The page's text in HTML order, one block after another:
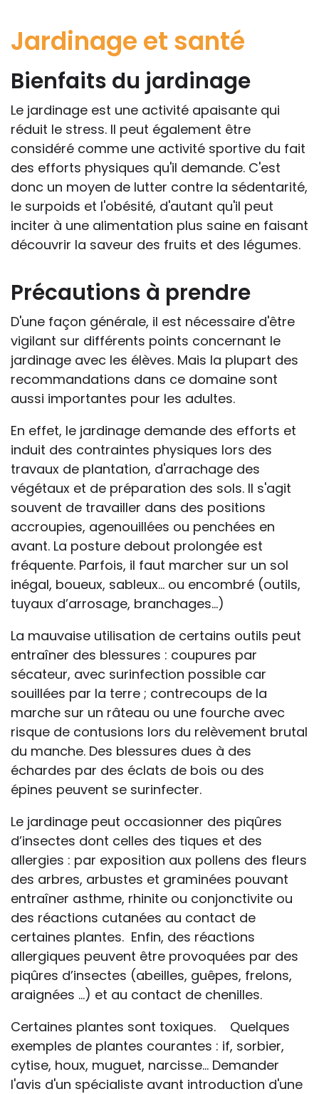
Jardinage et santé
Bienfaits du jardinage
Le jardinage est une activité apaisante qui
réduit le stress. Il peut également être
considéré comme une activité sportive du fait
des efforts physiques qu'il demande. C'est
donc un moyen de lutter contre la sédentarité,
le surpoids et l'obésité, d'autant qu'il peut
inciter à une alimentation plus saine en faisant
découvrir la saveur des fruits et des légumes.
Précautions à prendre
D'une façon générale, il est nécessaire d'être
vigilant sur différents points concernant le
jardinage avec les élèves. Mais la plupart des
recommandations dans ce domaine sont
aussi importantes pour les adultes.
En effet, le jardinage demande des efforts et
induit des contraintes physiques lors des
travaux de plantation, d'arrachage des
végétaux et de préparation des sols. Il s'agit
souvent de travailler dans des positions
accroupies, agenouillées ou penchées en
avant. La posture debout prolongée est
fréquente. Parfois, il faut marcher sur un sol
inégal, boueux, sableux… ou encombré (outils,
tuyaux d’arrosage, branchages…)
La mauvaise utilisation de certains outils peut
entraîner des blessures : coupures par
sécateur, avec surinfection possible car
souillées par la terre ; contrecoups de la
marche sur un râteau ou une fourche avec
risque de contusions lors du relèvement brutal
du manche. Des blessures dues à des
échardes par des éclats de bois ou des
épines peuvent se surinfecter.
Le jardinage peut occasionner des piqûres
d’insectes dont celles des tiques et des
allergies : par exposition aux pollens des fleurs
des arbres, arbustes et graminées pouvant
entraîner asthme, rhinite ou conjonctivite ou
des réactions cutanées au contact de
certaines plantes. Enfin, des réactions
allergiques peuvent être provoquées par des
piqûres d’insectes (abeilles, guêpes, frelons,
araignées ...) et au contact de chenilles.
Certaines plantes sont toxiques. Quelques
exemples de plantes courantes : if, sorbier,
cytise, houx, muguet, narcisse… Demander
l'avis d'un spécialiste avant introduction d'une